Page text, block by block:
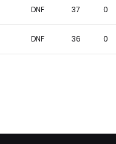
DNF 37 0
DNF 36 0